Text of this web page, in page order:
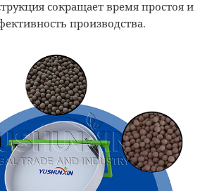
сокращает время простоя и
производства.